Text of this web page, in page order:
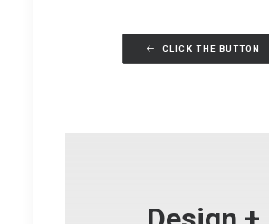
CLICK THE BUTTON